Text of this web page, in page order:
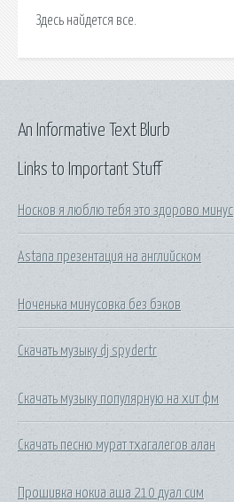
Здесь найдется все.
Links to Important Stuff
Носков я люблю тебя это здорово минус
Astana презентация на английском
Ноченька минусовка без бэков
Скачать музыку dj spydertr
Скачать музыку популярную на хит фм
Скачать песню мурат тхагалегов алан
Прошивка нокиа аша 210 дуал сим
An Informative Text Blurb